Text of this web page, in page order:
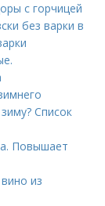
с горчицей
без варки в
Список
Повышает
из